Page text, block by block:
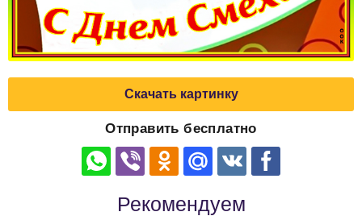
Скачать картинку
Отправить бесплатно
Рекомендуем